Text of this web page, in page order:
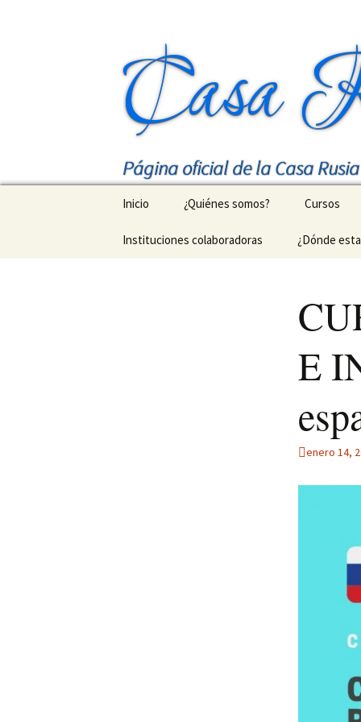
Casa
Página oficial de la Casa
Saltar
contenido
Inicio ¿Quiénes somos? Cursos
Nuestro
МГУ в
Instituciones colaboradoras ¿Dónde
E
enero 14,